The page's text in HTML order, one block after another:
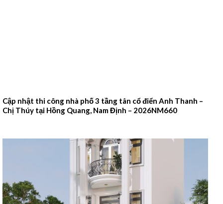
Cập nhật thi công nhà phố 3 tầng tân cổ điển Anh Thanh –
Chị Thúy tại Hồng Quang, Nam Định – 2026NM660